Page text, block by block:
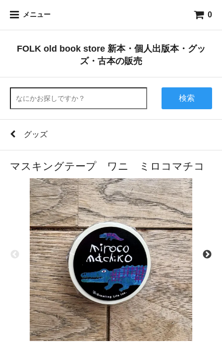
メニュー 0
FOLK old book store 新本・個人出版本・グッ
ズ・古本の販売
検索
グッズ
マスキングテープ ワニ ミロコマチコ